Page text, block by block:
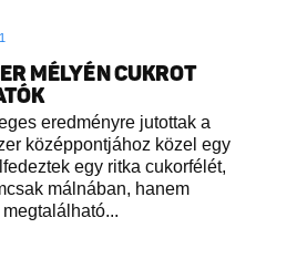
MÉLYÉN CUKROT
eredményre jutottak a
középpontjához közel egy
egy ritka cukorfélét,
málnában, hanem